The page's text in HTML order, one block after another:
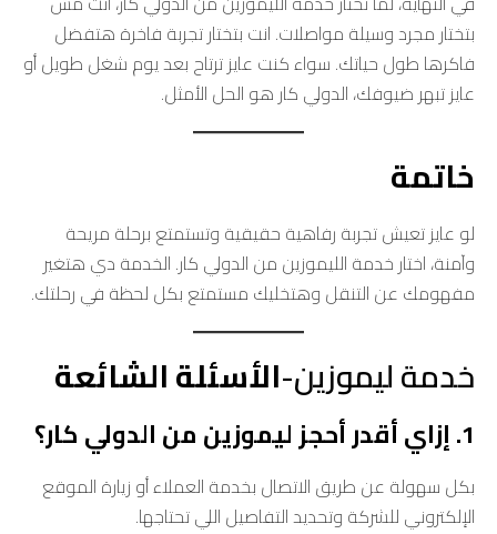
بتختار مجرد وسيلة مواصلات. انت بتختار تجربة فاخرة هتفضل
فاكرها طول حياتك. سواء كنت عايز ترتاح بعد يوم شغل طويل أو
عايز تبهر ضيوفك، الدولي كار هو الحل الأمثل.
خاتمة
لو عايز تعيش تجربة رفاهية حقيقية وتستمتع برحلة مريحة
وآمنة، اختار خدمة الليموزين من الدولي كار. الخدمة دي هتغير
مفهومك عن التنقل وهتخليك مستمتع بكل لحظة في رحلتك.
خدمة ليموزين-الأسئلة الشائعة
1. إزاي أقدر أحجز ليموزين من الدولي كار؟
بكل سهولة عن طريق الاتصال بخدمة العملاء أو زيارة الموقع
الإلكتروني للشركة وتحديد التفاصيل اللي تحتاجها.